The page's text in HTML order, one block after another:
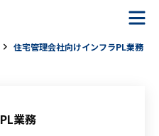
住宅管理会社向けインフラPL業務
業務